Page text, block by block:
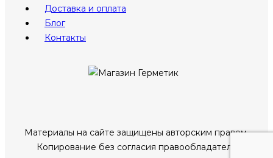
Доставка и оплата
Блог
Контакты
Материалы на сайте защищены авторским правом.
Копирование без согласия правообладателя